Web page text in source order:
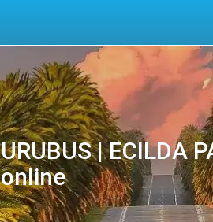
URUBUS | ECILDA
online